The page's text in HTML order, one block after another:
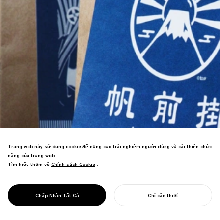
PROJECT
BẤT CỨ THỨ GÌ
dề truyền thống đã thúc đẩy thành công
doanh số toàn cầu.
Trang web này sử dụng cookie để nâng cao trải nghiệm người dùng và cải thiện chức
năng của trang web.
Tìm hiểu thêm về Chính sách Cookie
Chính sách Cookie .
Chấp Nhận Tất Cả Chỉ cần thiết